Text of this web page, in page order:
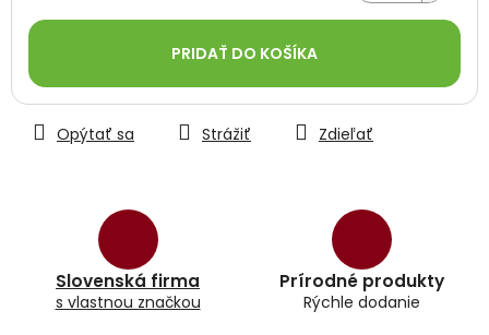
cena:
PRIDAŤ DO KOŠÍKA
Slovenská firma
s vlastnou značkou
Prírodné produkty
Rýchle dodanie
Opýtať sa Strážiť Zdieľať